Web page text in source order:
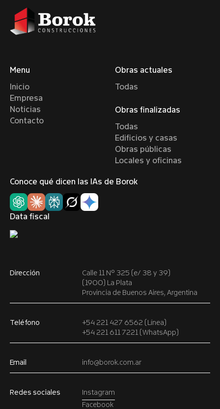
Menu
Inicio
Empresa
Noticias
Contacto
Obras actuales
Todas
Obras finalizadas
Todas
Edificios y casas
Obras públicas
Locales y oficinas
Conoce qué dicen las IAs de Borok
Data fiscal
Dirección
Calle 11 Nº 325 (e/ 38 y 39)
(1900) La Plata
Provincia de Buenos Aires, Argentina
Teléfono
+54 221 427 6562 (Línea)
+54 221 611 7221 (WhatsApp)
Email info@borok.com.ar
Redes sociales
Instagram
Facebook